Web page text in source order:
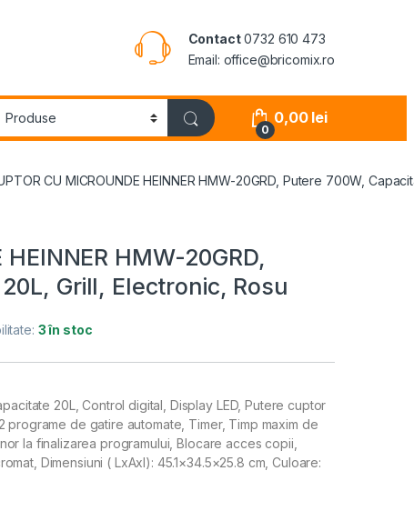
Contact0732 610 473
Email: office@bricomix.ro
0
0,00 lei
CU MICROUNDE HEINNER HMW-20GRD, Putere 700W,
HEINNER HMW-20GRD,
Grill, Electronic, Rosu
3 în stoc
20L, Control digital, Display LED, Putere cuptor
de gatire automate, Timer, Timp maxim de
la finalizarea programului, Blocare acces copii,
Dimensiuni ( LxAxI): 45.1×34.5×25.8 cm, Culoare: